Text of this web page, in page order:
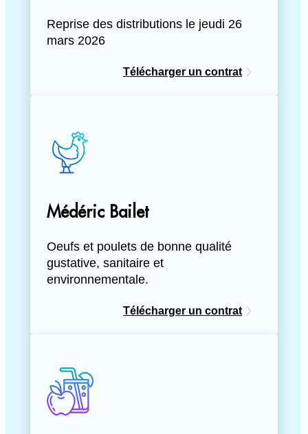
Reprise des distributions le jeudi 26
mars 2026
Télécharger un contrat
Médéric Bailet
Oeufs et poulets de bonne qualité
gustative, sanitaire et
environnementale.
Télécharger un contrat